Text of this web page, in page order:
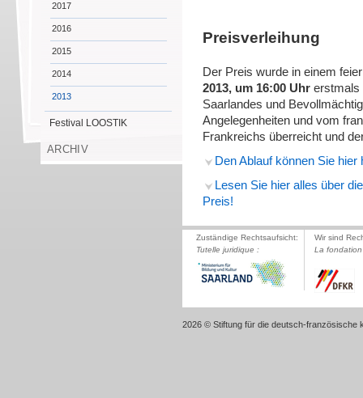
2017
2016
2015
2014
2013
Festival LOOSTIK
ARCHIV
Preisverleihung
Der Preis wurde in einem
2013, um 16:00 Uhr erstmals
Saarlandes und
Angelegenheiten und vom
Frankreichs überreicht und
Den Ablauf können Sie hier
Lesen Sie hier alles über
Preis!
Zuständige Rechtsaufsicht:
Tutelle juridique :
Wir sind
La
2026 © Stiftung für die deutsch-französische